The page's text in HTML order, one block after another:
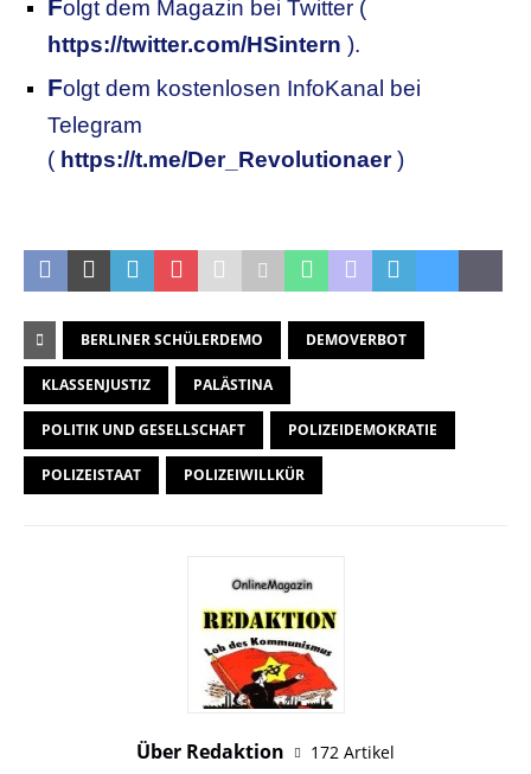
Folgt dem Magazin bei Twitter (
https://twitter.com/HSintern ).
Folgt dem kostenlosen InfoKanal bei
Telegram
( https://t.me/Der_Revolutionaer)
BERLINER SCHÜLERDEMO DEMOVERBOT
KLASSENJUSTIZ PALÄSTINA
POLITIK UND GESELLSCHAFT POLIZEIDEMOKRATIE
POLIZEISTAAT POLIZEIWILLKÜR
Über Redaktion 172 Artikel